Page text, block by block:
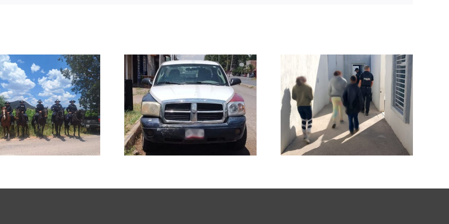
Asegura FRIZ una
camioneta con
reporte de robo en
Villanueva
Reintegran Policía
Estatal y Policía
Municipal a un
menor con su
familia en
Trancoso